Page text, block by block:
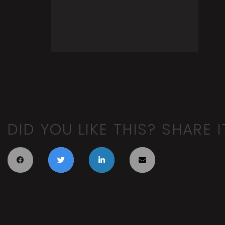
DID YOU LIKE THIS? SHARE